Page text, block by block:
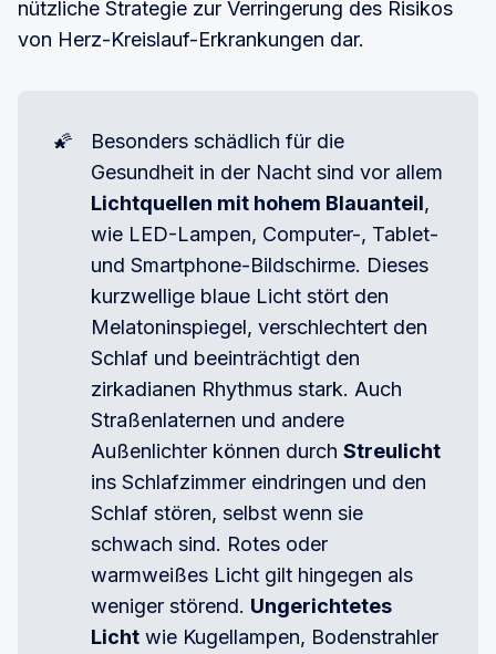
nützliche Strategie zur Verringerung des Risikos
von Herz-Kreislauf-Erkrankungen dar.
🌠
Besonders schädlich für die
Gesundheit in der Nacht sind vor allem
Lichtquellen mit hohem Blauanteil,
wie LED-Lampen, Computer-, Tablet-
und Smartphone-Bildschirme. Dieses
kurzwellige blaue Licht stört den
Melatoninspiegel, verschlechtert den
Schlaf und beeinträchtigt den
zirkadianen Rhythmus stark. Auch
Straßenlaternen und andere
Außenlichter können durch Streulicht
ins Schlafzimmer eindringen und den
Schlaf stören, selbst wenn sie
schwach sind. Rotes oder
warmweißes Licht gilt hingegen als
weniger störend. Ungerichtetes
Licht wie Kugellampen, Bodenstrahler